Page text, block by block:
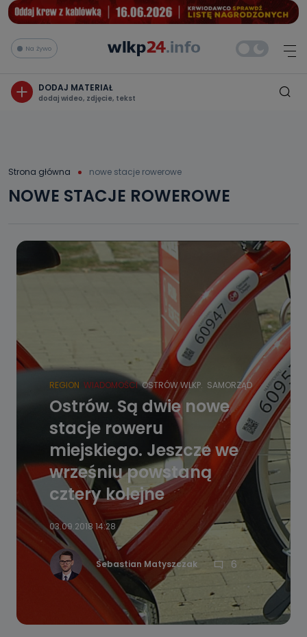
Na żywo
DODAJ MATERIAŁ
dodaj wideo, zdjęcie, tekst
Strona główna nowe stacje rowerowe
NOWE STACJE ROWEROWE
REGION WIADOMOŚCI OSTRÓW WLKP. SAMORZĄD
Ostrów. Są dwie nowe
stacje roweru
miejskiego. Jeszcze we
wrześniu powstaną
cztery kolejne
03.09.2018 14:28
Sebastian Matyszczak 6